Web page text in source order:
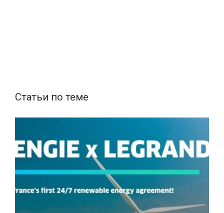
Статьи по теме